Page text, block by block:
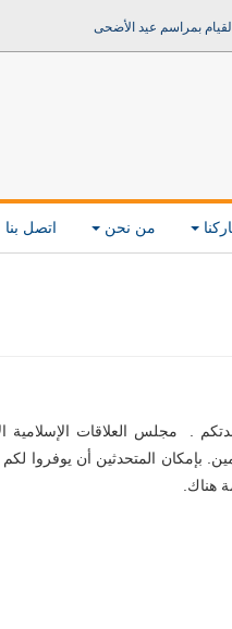
بمراسم عيد الأضحى
من نحن اتصل بنا
. مجلس العلاقات الإسلامية
بإمكان المتحدثين أن يوفروا
هناك.